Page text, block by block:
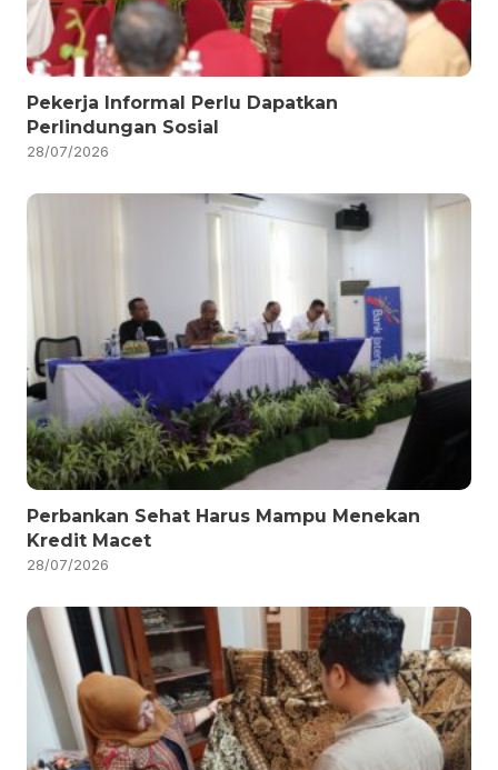
Pekerja Informal Perlu Dapatkan
Perlindungan Sosial
28/07/2026
Perbankan Sehat Harus Mampu Menekan
Kredit Macet
28/07/2026